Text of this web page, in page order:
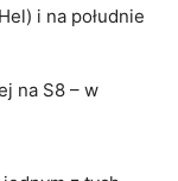
i na południe
na S8 – w